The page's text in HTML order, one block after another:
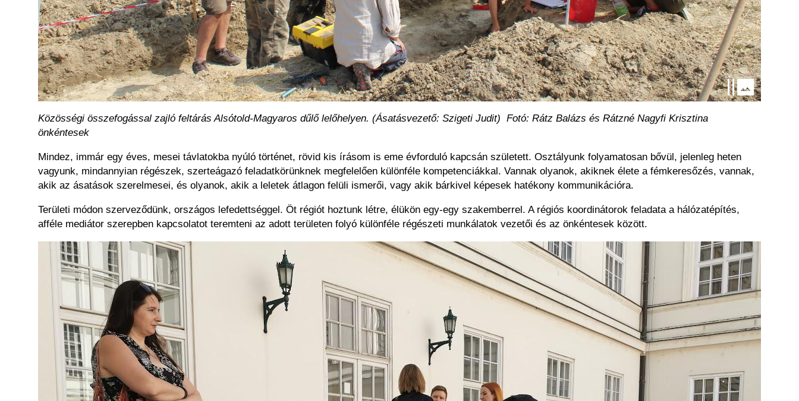
Közösségi összefogással zajló feltárás Alsótold-Magyaros dűlő lelőhelyen. (Ásatásvezető: Szigeti Judit) Fotó: Rátz Balázs és Rátzné Nagyfi Krisztina
önkéntesek
Mindez, immár egy éves, mesei távlatokba nyúló történet, rövid kis írásom is eme évforduló kapcsán született. Osztályunk folyamatosan bővül, jelenleg heten
vagyunk, mindannyian régészek, szerteágazó feladatkörünknek megfelelően különféle kompetenciákkal. Vannak olyanok, akiknek élete a fémkeresőzés, vannak,
akik az ásatások szerelmesei, és olyanok, akik a leletek átlagon felüli ismerői, vagy akik bárkivel képesek hatékony kommunikációra.
Területi módon szerveződünk, országos lefedettséggel. Öt régiót hoztunk létre, élükön egy-egy szakemberrel. A régiós koordinátorok feladata a hálózatépítés,
afféle mediátor szerepben kapcsolatot teremteni az adott területen folyó különféle régészeti munkálatok vezetői és az önkéntesek között.
Kép